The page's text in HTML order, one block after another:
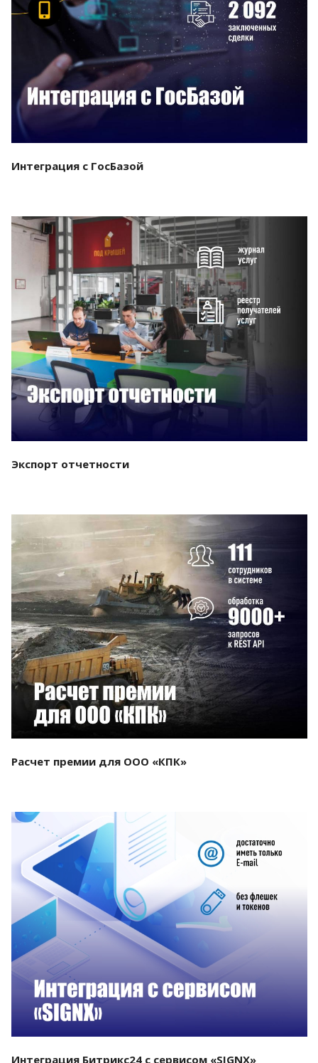
Смотреть проект
Интеграция с ГосБазой
Смотреть проект
Экспорт отчетности
Смотреть проект
Расчет премии для ООО «КПК»
Смотреть проект
Интеграция Битрикс24 с сервисом «SIGNX»